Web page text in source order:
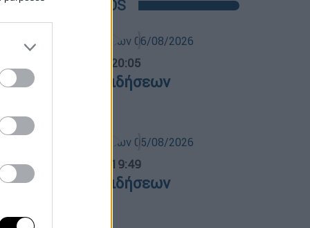
POPULAR VIDEOS
06.08.2026 20:05
δελτίο ειδήσεων
05.08.2026 19:49
δελτίο ειδήσεων